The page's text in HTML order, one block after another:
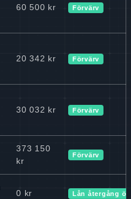
60 500 kr Förvärv
20 342 kr Förvärv
30 032 kr Förvärv
373 150
kr
Förvärv
0 kr Lån återgång